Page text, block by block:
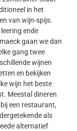
in het
van wijn-spijs.
leering ende
gaan we dan
gang twee
wijnen
en bekijken
wijn het beste
Meestal dineren
een restaurant,
als
alternatief